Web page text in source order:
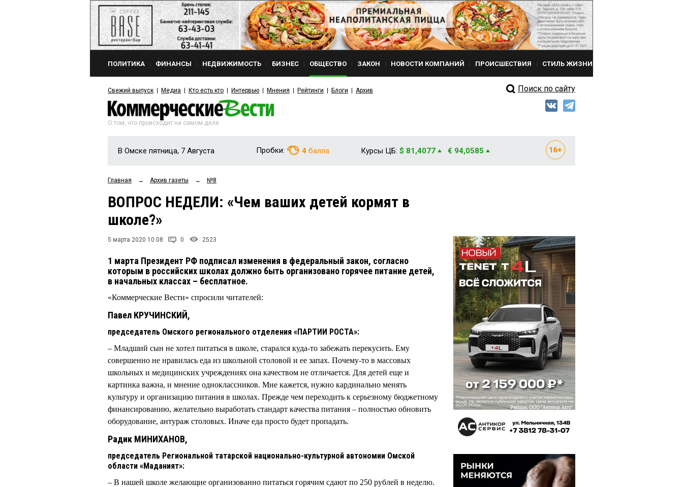
ПОЛИТИКА ФИНАНСЫ НЕДВИЖИМОСТЬ БИЗНЕС ОБЩЕСТВО ЗАКОН НОВОСТИ КОМПАНИЙ ПРОИСШЕСТВИЯ СТИЛЬ ЖИЗНИ
Свежий выпуск Медиа Кто есть кто Интервью Мнения Рейтинги Блоги Архив Поиск по сайту
О том, что происходит на самом деле
В Омске пятница, 7 Августа Пробки: 4 балла Курсы ЦБ: $ 81,4077 € 94,0585
Главная → Архив газеты → №8
ВОПРОС НЕДЕЛИ: «Чем ваших детей кормят в
школе?»
5 марта 2020 10:08 0 2523
1 марта Президент РФ подписал изменения в федеральный закон, согласно
которым в российских школах должно быть организовано горячее питание детей,
в начальных классах – бесплатное.
«Коммерческие Вести» спросили читателей:
Павел КРУЧИНСКИЙ,
председатель Омского регионального отделения «ПАРТИИ РОСТА»:
– Младший сын не хотел питаться в школе, старался куда-то забежать перекусить. Ему
совершенно не нравилась еда из школьной столовой и ее запах. Почему-то в массовых
школьных и медицинских учреждениях она качеством не отличается. Для детей еще и
картинка важна, и мнение одноклассников. Мне кажется, нужно кардинально менять
культуру и организацию питания в школах. Прежде чем переходить к серьезному бюджетному
финансированию, желательно выработать стандарт качества питания – полностью обновить
оборудование, антураж столовых. Иначе еда просто будет пропадать.
Радик МИНИХАНОВ,
председатель Региональной татарской национально-культурной автономии Омской
области «Маданият»:
– В нашей школе желающие организованно питаться горячим сдают по 250 рублей в неделю.